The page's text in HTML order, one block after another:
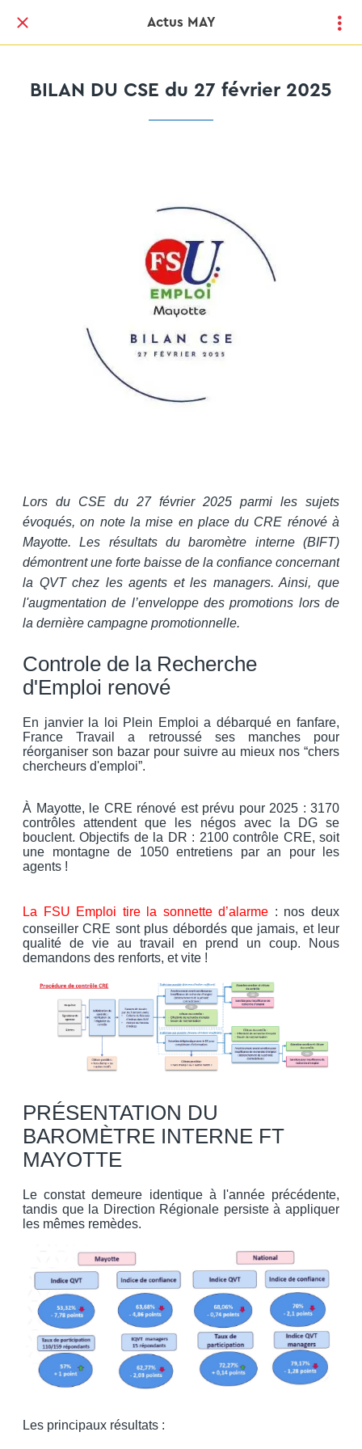
Actus MAY
BILAN DU CSE du 27 février 2025
Lors du CSE du 27 février 2025 parmi les sujets
évoqués, on note la mise en place du CRE rénové à
Mayotte. Les résultats du baromètre interne (BIFT)
démontrent une forte baisse de la confiance concernant
la QVT chez les agents et les managers. Ainsi, que
l'augmentation de l’enveloppe des promotions lors de
la dernière campagne promotionnelle.
Controle de la Recherche
d'Emploi renové
En janvier la loi Plein Emploi a débarqué en fanfare,
France Travail a retroussé ses manches pour
réorganiser son bazar pour suivre au mieux nos “chers
chercheurs d'emploi”.
À Mayotte, le CRE rénové est prévu pour 2025 : 3170
contrôles attendent que les négos avec la DG se
bouclent. Objectifs de la DR : 2100 contrôle CRE, soit
une montagne de 1050 entretiens par an pour les
agents !
La FSU Emploi tire la sonnette d’alarme : nos deux
conseiller CRE sont plus débordés que jamais, et leur
qualité de vie au travail en prend un coup. Nous
demandons des renforts, et vite !
PRÉSENTATION DU
BAROMÈTRE INTERNE FT
MAYOTTE
Le constat demeure identique à l'année précédente,
tandis que la Direction Régionale persiste à appliquer
les mêmes remèdes.
Les principaux résultats :